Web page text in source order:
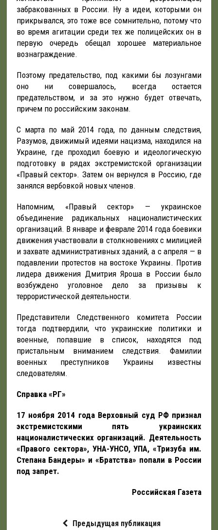
забракованных в России. Ну а идеи, которыми он
прикрывался, это тоже все сомнительно, потому что
во время агитации среди тех же полицейских он в
первую очередь обещал хорошее материальное
вознаграждение.
Поэтому предательство, под какими бы лозунгами
оно ни совершалось, всегда остается
предательством, и за это нужно будет отвечать,
причем по российским законам.
С марта по май 2014 года, по данным следствия,
Разумов, движимый идеями нацизма, находился на
Украине, где проходил боевую и идеологическую
подготовку в рядах экстремистской организации
«Правый сектор». Затем он вернулся в Россию, где
занялся вербовкой новых членов.
Напомним, «Правый сектор» — украинское
объединение радикальных националистических
организаций. В январе и феврале 2014 года боевики
движения участвовали в столкновениях с милицией
и захвате административных зданий, а с апреля — в
подавлении протестов на востоке Украины. Против
лидера движения Дмитрия Яроша в России было
возбуждено уголовное дело за призывы к
террористической деятельности.
Представители Следственного комитета России
тогда подтвердили, что украинские политики и
военные, попавшие в список, находятся под
пристальным вниманием следствия. Фамилии
военных преступников Украины известны
следователям.
Справка «РГ»
17 ноября 2014 года Верховный суд РФ признал
экстремистскими пять украинских
националистических организаций. Деятельность
«Правого сектора», УНА-УНСО, УПА, «Тризуба им.
Степана Бандеры» и «Братства» попали в России
под запрет.
Российская Газета
Предыдущая публикация